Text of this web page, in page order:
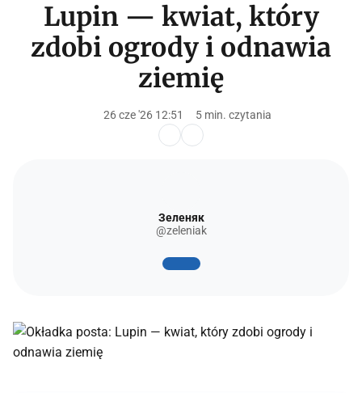
Lupin — kwiat, który
zdobi ogrody i odnawia
ziemię
26 cze '26 12:51 5 min. czytania
Зеленяк
@zeleniak